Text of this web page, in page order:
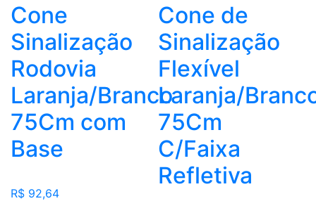
Cone
Sinalização
Rodovia
Laranja/Branco
75Cm com
Base
R$ 92,64
Cone de
Sinalização
Flexível
Laranja/
75Cm
C/Faixa
Refletiva